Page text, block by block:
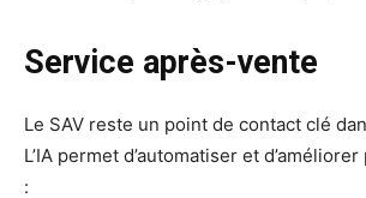
Service après-vente
Le SAV reste un point de contact clé
L’IA permet d’automatiser et
: